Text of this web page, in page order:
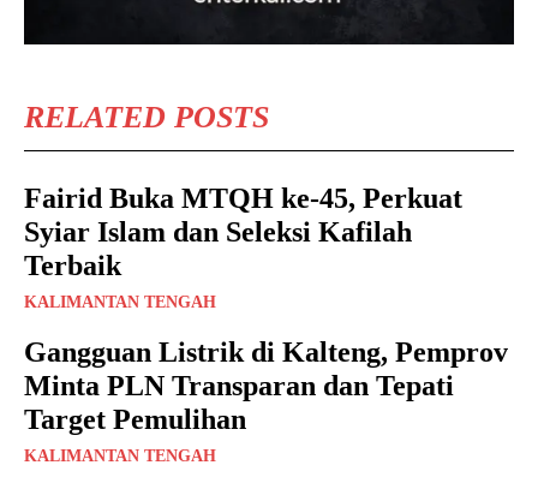
RELATED POSTS
Fairid Buka MTQH ke-45, Perkuat
Syiar Islam dan Seleksi Kafilah
Terbaik
KALIMANTAN TENGAH
Gangguan Listrik di Kalteng, Pemprov
Minta PLN Transparan dan Tepati
Target Pemulihan
KALIMANTAN TENGAH